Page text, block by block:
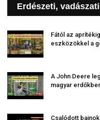
Erdészeti,
Fától az
eszközökkel a
A John Deere
magyar
Csalódott